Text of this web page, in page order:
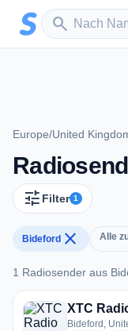
Zum Hauptinhalt
search
Sender suchen
Europe/United
tune Filter 1
Bideford close Alle
1 Radiosender aus
1 Radiosender aus
XTC
Bideford,